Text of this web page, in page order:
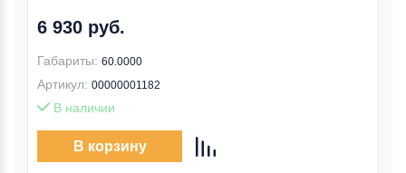
6 930 руб.
Габариты: 60.0000
Артикул: 00000001182
В наличии
В корзину